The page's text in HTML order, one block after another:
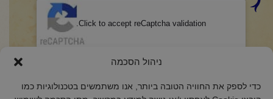
ניהול הסכמה
כדי לספק את החוויה הטובה ביותר, אנו משתמשים בטכנולוגיות כמו
Click to accept reCaptcha validation.